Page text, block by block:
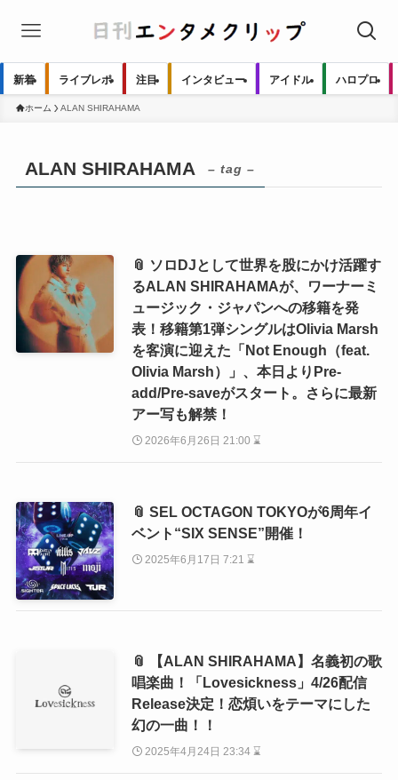
新着 ライブレポ 注目 インタビュー アイドル ハロプロ
ホーム ALAN SHIRAHAMA
ALAN SHIRAHAMA – tag –
📎 ソロDJとして世界を股にかけ活躍す
るALAN SHIRAHAMAが、ワーナーミ
ュージック・ジャパンへの移籍を発
表！移籍第1弾シングルはOlivia Marsh
を客演に迎えた「Not Enough（feat.
Olivia Marsh）」、本日よりPre-
add/Pre-saveがスタート。さらに最新
アー写も解禁！
2026年6月26日 21:00 ⌛
📎 SEL OCTAGON TOKYOが6周年イ
ベント“SIX SENSE”開催！
2025年6月17日 7:21 ⌛
📎 【ALAN SHIRAHAMA】名義初の歌
唱楽曲！「Lovesickness」4/26配信
Release決定！恋煩いをテーマにした
幻の一曲！！
2025年4月24日 23:34 ⌛